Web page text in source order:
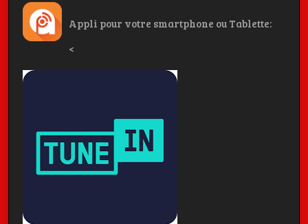
Appli pour votre smartphone ou Tablette:
<